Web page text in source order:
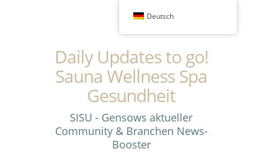
Daily Updates to go!
Sauna Wellness Spa
Gesundheit
SISU - Gensows aktueller
Community & Branchen News-
Booster
Deutsch